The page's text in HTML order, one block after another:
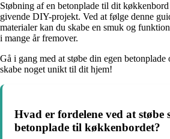
Støbning af en betonplade til dit
givende DIY-projekt. Ved at følge denne
materialer kan du skabe en smuk og
i mange år fremover.
Gå i gang med at støbe din egen
skabe noget unikt til dit hjem!
Hvad er fordelene ved at støbe
betonplade til køkkenbordet?